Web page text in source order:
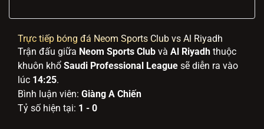
Trực tiếp bóng đá Neom Sports Club vs Al Riyadh
Trận đấu giữa Neom Sports Club và Al Riyadh thuộc
khuôn khổ Saudi Professional League sẽ diễn ra vào
lúc 14:25.
Bình luận viên: Giàng A Chiến
Tỷ số hiện tại: 1 - 0